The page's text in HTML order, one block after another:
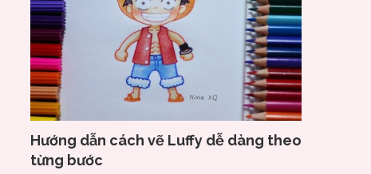
Hướng dẫn cách vẽ Luffy dễ dàng theo
từng bước